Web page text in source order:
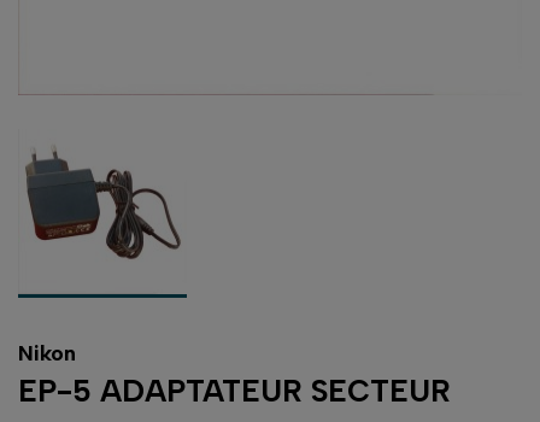
Nikon
EP-5 ADAPTATEUR SECTEUR